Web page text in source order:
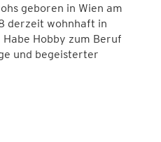
geboren in Wien am
derzeit wohnhaft in
Hobby zum Beruf
und begeisterter